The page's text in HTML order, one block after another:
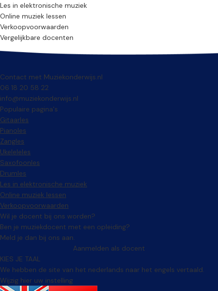
Les in elektronische muziek
Online muziek lessen
Verkoopvoorwaarden
Vergelijkbare docenten
Contact met Muziekonderwijs.nl
06 18 20 58 22
info@muziekonderwijs.nl
Populaire pagina's
Gitaarles
Pianoles
Zangles
Ukeleleles
Saxofoonles
Drumles
Les in elektronische muziek
Online muziek lessen
Verkoopvoorwaarden
Wil je docent bij ons worden?
Ben je muziekdocent met een opleiding?
Meld je dan bij ons aan.
Aanmelden als docent
KIES JE TAAL
We hebben de site van het nederlands naar het engels vertaald.
Wijzig hier uw instelling